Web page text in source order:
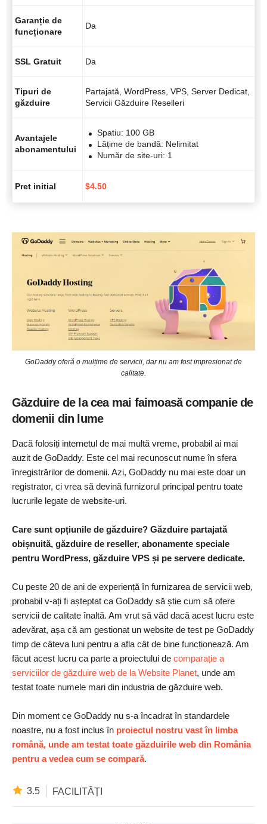
Garanție de
funcționare
Da
SSL Gratuit Da
Tipuri de
găzduire
Partajată, WordPress, VPS, Server Dedicat,
Servicii Găzduire Reselleri
Avantajele
abonamentului
Spatiu: 100 GB
Lățime de bandă: Nelimitat
Număr de site-uri: 1
Pret initial $4.50
GoDaddy oferă o mulțime de servicii, dar nu am fost impresionat de
calitate.
Găzduire de la cea mai faimoasă companie de
domenii din lume
Dacă folosiți internetul de mai multă vreme, probabil ai mai
auzit de GoDaddy. Este cel mai recunoscut nume în sfera
înregistrărilor de domenii. Azi, GoDaddy nu mai este doar un
registrator, ci vrea să devină furnizorul principal pentru toate
lucrurile legate de website-uri.
Care sunt opțiunile de găzduire? Găzduire partajată
obișnuită, găzduire de reseller, abonamente speciale
pentru WordPress, găzduire VPS și pe servere dedicate.
Cu peste 20 de ani de experiență în furnizarea de servicii web,
probabil v-ați fi așteptat ca GoDaddy să știe cum să ofere
servicii de calitate înaltă. Am vrut să văd dacă acest lucru este
adevărat, așa că am gestionat un website de test pe GoDaddy
timp de câteva luni pentru a afla cât de bine funcționează. Am
făcut acest lucru ca parte a proiectului de comparație a
serviciilor de găzduire web de la Website Planet, unde am
testat toate numele mari din industria de găzduire web.
Din moment ce GoDaddy nu s-a încadrat în standardele
noastre, nu a fost inclus în proiectul nostru vast în limba
română, unde am testat toate găzduirile web din România
pentru a vedea cum se compară.
3.5 FACILITĂȚI